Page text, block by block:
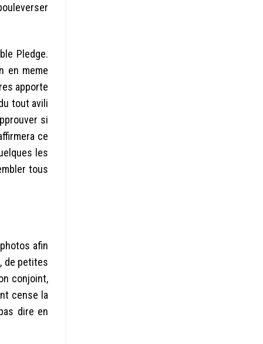
Pledge.
en meme
apporte
tout avili
si
ce
les
tous
afin
de petites
conjoint,
cense la
dire en